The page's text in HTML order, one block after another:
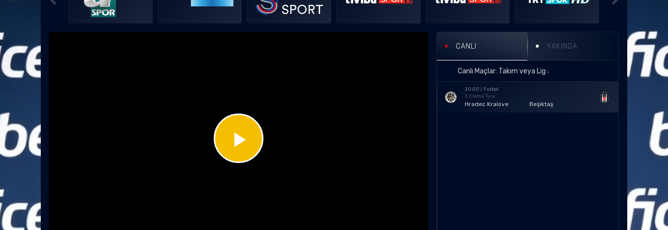
Play
CANLI YAKINDA
20:00 / Futbol
3. Eleme Turu
Hradec Kralove Beşiktaş